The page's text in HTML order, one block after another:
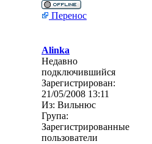
Перенос
Alinka
Недавно
подключившийся
Зарегистрирован:
21/05/2008 13:11
Из: Вильнюс
Група:
Зарегистрированные
пользователи